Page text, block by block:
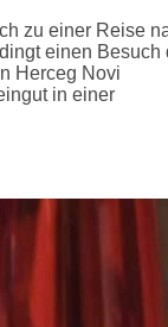
zu einer Reise
einen Besuch
Herceg Novi
in einer